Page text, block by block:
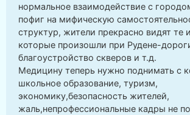
нормальное взаимодействие с
пофиг на мифическую
структур, жители прекрасно видят те
которые произошли при Рудене-
благоустройство скверов и т.д.
Медицину теперь нужно поднимать с
школьное образование, туризм,
экономику,безопасность жителей,
жаль,непрофессиональные кадры не